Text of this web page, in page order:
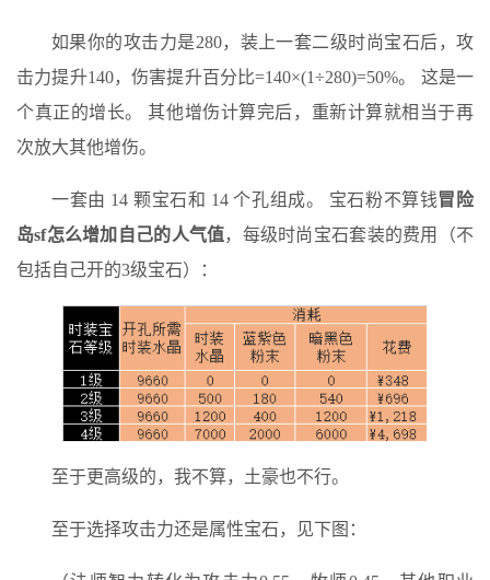
如果你的攻击力是280，装上一套二级时尚宝石后，攻
击力提升140，伤害提升百分比=140×(1÷280)=50%。 这是一
个真正的增长。 其他增伤计算完后，重新计算就相当于再
次放大其他增伤。
一套由 14 颗宝石和 14 个孔组成。 宝石粉不算钱冒险
岛sf怎么增加自己的人气值，每级时尚宝石套装的费用（不
包括自己开的3级宝石）：
至于更高级的，我不算，土豪也不行。
至于选择攻击力还是属性宝石，见下图：